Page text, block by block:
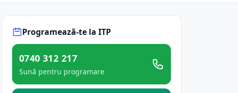
Programează-te la ITP
0740 312 217
Sună pentru programare